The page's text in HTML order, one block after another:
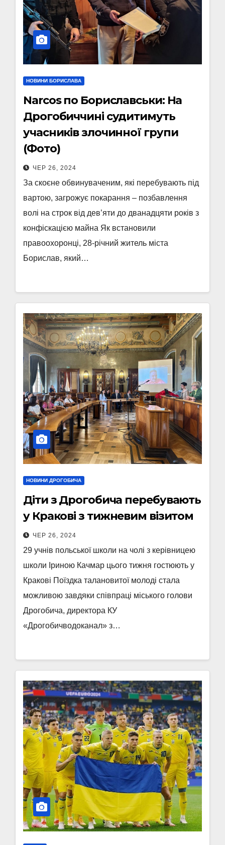
НОВИНИ БОРИСЛАВА
Narcos по Бориславськи: На
Дрогобиччині судитимуть
учасників злочинної групи
(Фото)
ЧЕР 26, 2024
За скоєне обвинуваченим, які перебувають під
вартою, загрожує покарання – позбавлення
волі на строк від дев’яти до дванадцяти років з
конфіскацією майна Як встановили
правоохоронці, 28-річний житель міста
Борислав, який…
НОВИНИ ДРОГОБИЧА
Діти з Дрогобича перебувають
у Кракові з тижневим візитом
ЧЕР 26, 2024
29 учнів польської школи на чолі з керівницею
школи Іриною Качмар цього тижня гостюють у
Кракові Поїздка талановитої молоді стала
можливою завдяки співпраці міського голови
Дрогобича, директора КУ
«Дрогобичводоканал» з…